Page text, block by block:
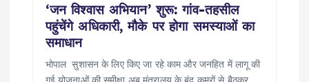
‘जन विश्वास अभियान’ शुरू: गांव-तहसील
पहुंचेंगे अधिकारी, मौके पर होगा समस्याओं का
समाधान
भोपाल सुशासन के लिए किए जा रहे काम और जनहित में लागू की